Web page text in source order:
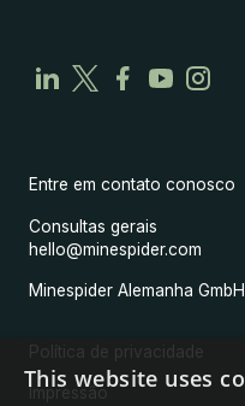
Entre em contato conosco
Consultas gerais
hello@minespider.com
Minespider Alemanha GmbH
Política de privacidade
Impressão
This website uses